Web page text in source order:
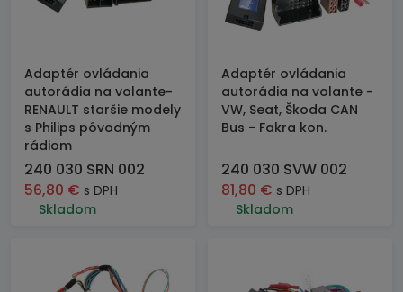
Adaptér ovládania
autorádia na volante-
RENAULT staršie modely
s Philips pôvodným
rádiom
240 030 SRN 002
56,80 € s DPH
Skladom
Adaptér ovládania
autorádia na volante -
VW, Seat, Škoda CAN
Bus - Fakra kon.
240 030 SVW 002
81,80 € s DPH
Skladom